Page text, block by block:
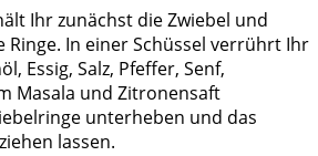
Ihr zunächst die Zwiebel und
Ringe. In einer Schüssel verrührt Ihr
Essig, Salz, Pfeffer, Senf,
Masala und Zitronensaft
unterheben und das
lassen.